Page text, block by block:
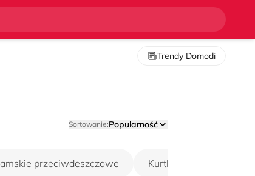
Trendy Domodi
Sortowanie:Popularność
przeciwdeszczowe Kurtki damskie